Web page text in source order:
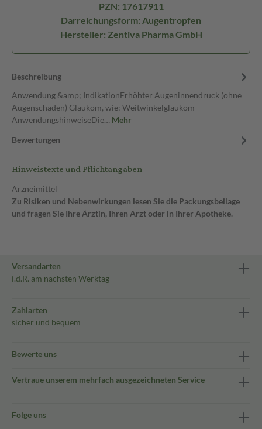
PZN: 17617911
Darreichungsform: Augentropfen
Hersteller: Zentiva Pharma GmbH
Beschreibung
Anwendung &amp; IndikationErhöhter Augeninnendruck (ohne
Augenschäden) Glaukom, wie: Weitwinkelglaukom
AnwendungshinweiseDie… Mehr
Bewertungen
Hinweistexte und Pflichtangaben
Arzneimittel
Zu Risiken und Nebenwirkungen lesen Sie die Packungsbeilage
und fragen Sie Ihre Ärztin, Ihren Arzt oder in Ihrer Apotheke.
Versandarten
i.d.R. am nächsten Werktag
Zahlarten
sicher und bequem
Bewerte uns
Vertraue unserem mehrfach ausgezeichneten Service
Folge uns